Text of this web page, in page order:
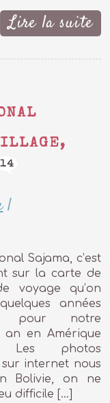
Lire la suite
14
|
Sajama, c’est
sur la carte de
voyage qu’on
années
pour notre
an en Amérique
photos
internet nous
Bolivie, on ne
difficile […]